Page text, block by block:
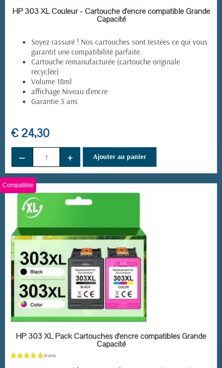
EN STOCK
HP 303 XL Couleur - Cartouche d'encre compatible Grande
Capacité
Soyez rassuré ! Nos cartouches sont testées ce qui vous
garantit une compatibilité parfaite.
Cartouche remanufacturée (cartouche originale
recyclée)
Volume 18ml
affichage Niveau d'encre
Garantie 3 ans
€ 24,30
− + Ajouter au panier
EN STOCK
Compatible
HP 303 XL Pack Cartouches d'encre compatibles Grande
Capacité